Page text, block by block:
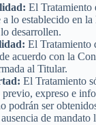
El Tratamiento
a lo establecido en
desarrollen.
El Tratamiento
acuerdo con la
al Titular.
El Tratamiento
expreso e
podrán ser
de